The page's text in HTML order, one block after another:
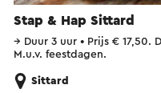
Stap & Hap Sittard
→ Duur 3 uur • Prijs € 17,50.
M.u.v. feestdagen.
Sittard